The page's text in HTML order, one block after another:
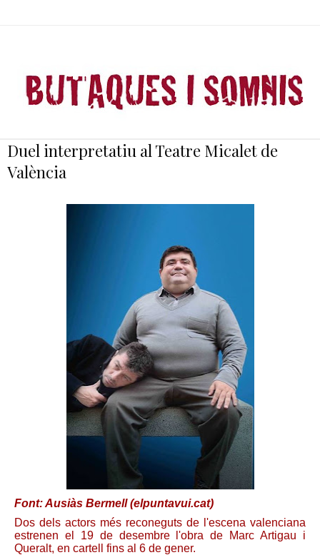
Duel interpretatiu al Teatre Micalet de
València
Font: Ausiàs Bermell (elpuntavui.cat)
Dos dels actors més reconeguts de l'escena valenciana
estrenen el 19 de desembre l'obra de Marc Artigau i
Queralt, en cartell fins al 6 de gener.